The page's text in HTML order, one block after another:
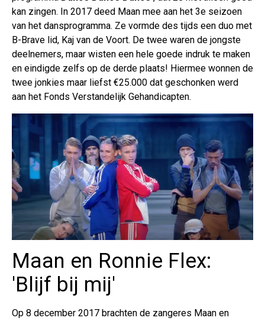
kan zingen. In 2017 deed Maan mee aan het 3e seizoen
van het dansprogramma. Ze vormde des tijds een duo met
B-Brave lid, Kaj van de Voort. De twee waren de jongste
deelnemers, maar wisten een hele goede indruk te maken
en eindigde zelfs op de derde plaats! Hiermee wonnen de
twee jonkies maar liefst €25.000 dat geschonken werd
aan het Fonds Verstandelijk Gehandicapten.
Maan en Ronnie Flex:
'Blijf bij mij'
Op 8 december 2017 brachten de zangeres Maan en